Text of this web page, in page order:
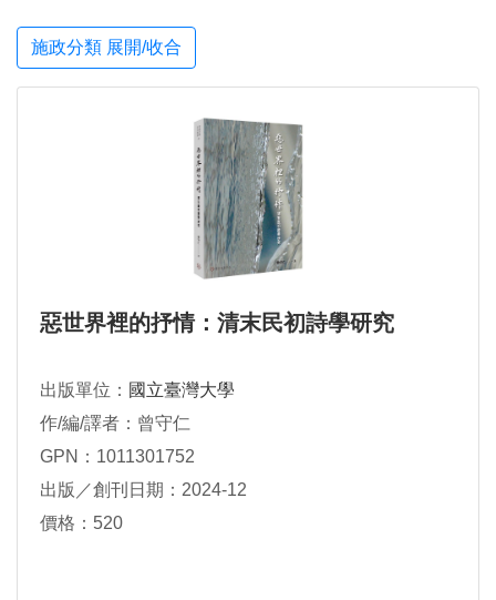
施政分類 展開/收合
惡世界裡的抒情：清末民初詩學研究
出版單位： 國立臺灣大學
作/編/譯者：曾守仁
GPN：1011301752
出版／創刊日期：2024-12
價格：520